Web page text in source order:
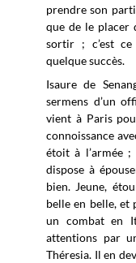
prendre son
que de le placer
sortir ; c’est ce
quelque succès.
Isaure de
sermens d’un
vient à Paris
connoissance
étoit à l’armée
dispose à
bien. Jeune,
belle en belle, et
un combat en
attentions par
Théresia. Il en